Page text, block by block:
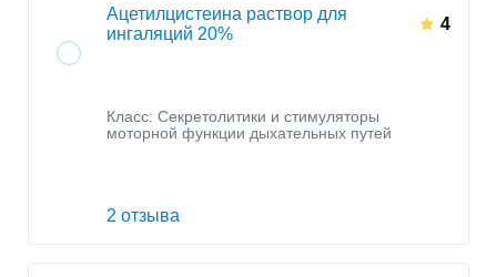
Ацетилцистеина раствор для
ингаляций 20%
4
Класс: Секретолитики и стимуляторы
моторной функции дыхательных путей
2 отзыва